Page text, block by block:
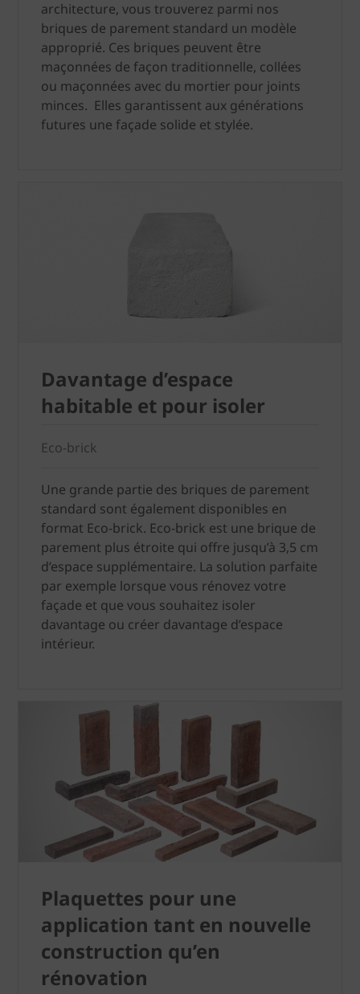
architecture, vous trouverez parmi nos
briques de parement standard un modèle
approprié. Ces briques peuvent être
maçonnées de façon traditionnelle, collées
ou maçonnées avec du mortier pour joints
minces. Elles garantissent aux générations
futures une façade solide et stylée.
Davantage d’espace
habitable et pour isoler
Eco-brick
Une grande partie des briques de parement
standard sont également disponibles en
format Eco-brick. Eco-brick est une brique de
parement plus étroite qui offre jusqu’à 3,5 cm
d’espace supplémentaire. La solution parfaite
par exemple lorsque vous rénovez votre
façade et que vous souhaitez isoler
davantage ou créer davantage d’espace
intérieur.
Plaquettes pour une
application tant en nouvelle
construction qu’en
rénovation